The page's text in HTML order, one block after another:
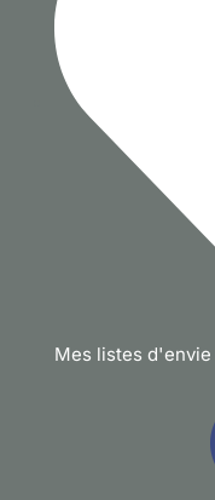
Mes listes d'envie